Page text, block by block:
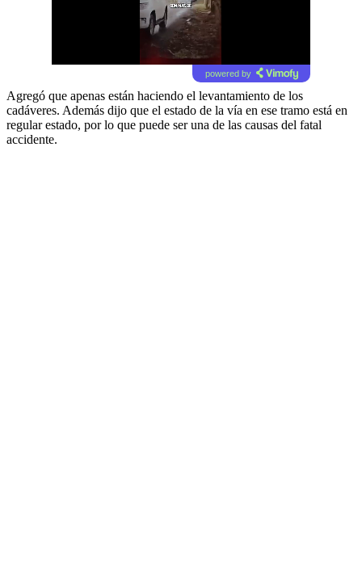
powered by
Agregó que apenas están haciendo el levantamiento de los
cadáveres. Además dijo que el estado de la vía en ese tramo está en
regular estado, por lo que puede ser una de las causas del fatal
accidente.